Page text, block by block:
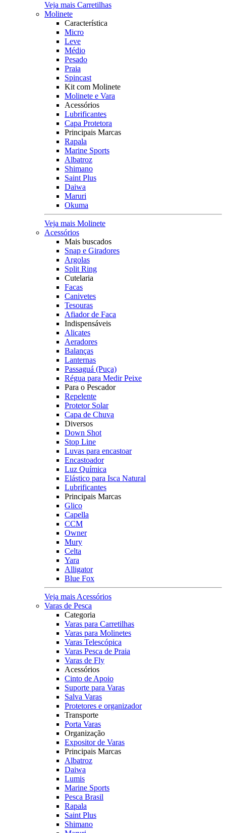
Veja mais Carretilhas
Molinete
Característica
Micro
Leve
Médio
Pesado
Praia
Spincast
Kit com Molinete
Molinete e Vara
Acessórios
Lubrificantes
Capa Protetora
Principais Marcas
Rapala
Marine Sports
Albatroz
Shimano
Saint Plus
Daiwa
Maruri
Okuma
Veja mais Molinete
Acessórios
Mais buscados
Snap e Giradores
Argolas
Split Ring
Cutelaria
Facas
Canivetes
Tesouras
Afiador de Faca
Indispensáveis
Alicates
Aeradores
Balanças
Lanternas
Passaguá (Puça)
Régua para Medir Peixe
Para o Pescador
Repelente
Protetor Solar
Capa de Chuva
Diversos
Down Shot
Stop Line
Luvas para encastoar
Encastoador
Luz Química
Elástico para Isca Natural
Lubrificantes
Principais Marcas
Glico
Capella
CCM
Owner
Mury
Celta
Yara
Alligator
Blue Fox
Veja mais Acessórios
Varas de Pesca
Categoria
Varas para Carretilhas
Varas para Molinetes
Varas Telescópica
Varas Pesca de Praia
Varas de Fly
Acessórios
Cinto de Apoio
Suporte para Varas
Salva Varas
Protetores e organizador
Transporte
Porta Varas
Organização
Expositor de Varas
Principais Marcas
Albatroz
Daiwa
Lumis
Marine Sports
Pesca Brasil
Rapala
Saint Plus
Shimano